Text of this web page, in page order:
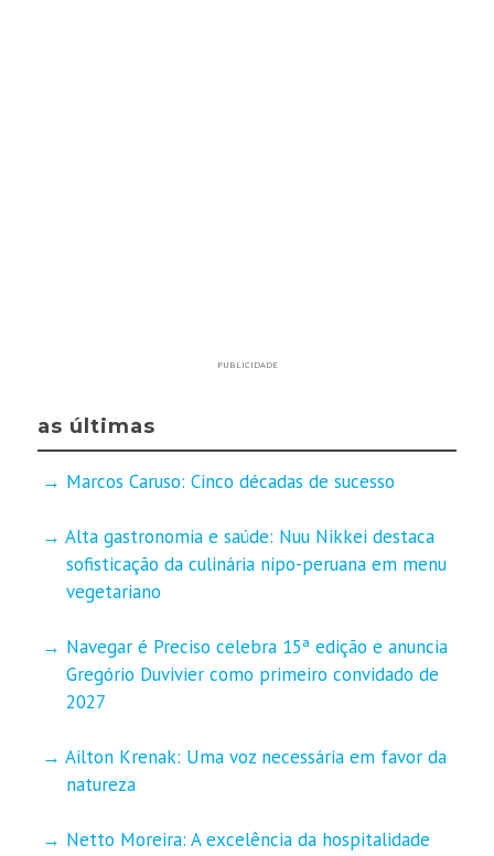
PUBLICIDADE
as últimas
Marcos Caruso: Cinco décadas de sucesso
Alta gastronomia e saúde: Nuu Nikkei destaca
sofisticação da culinária nipo-peruana em menu
vegetariano
Navegar é Preciso celebra 15ª edição e anuncia
Gregório Duvivier como primeiro convidado de
2027
Ailton Krenak: Uma voz necessária em favor da
natureza
Netto Moreira: A excelência da hospitalidade